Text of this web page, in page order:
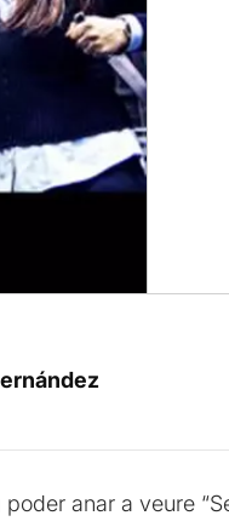
anar a veure